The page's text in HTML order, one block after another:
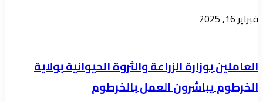
فبراير 16, 2025
العاملين بوزارة الزراعة والثروة الحيوانية بولاية
الخرطوم يباشرون العمل بالخرطوم